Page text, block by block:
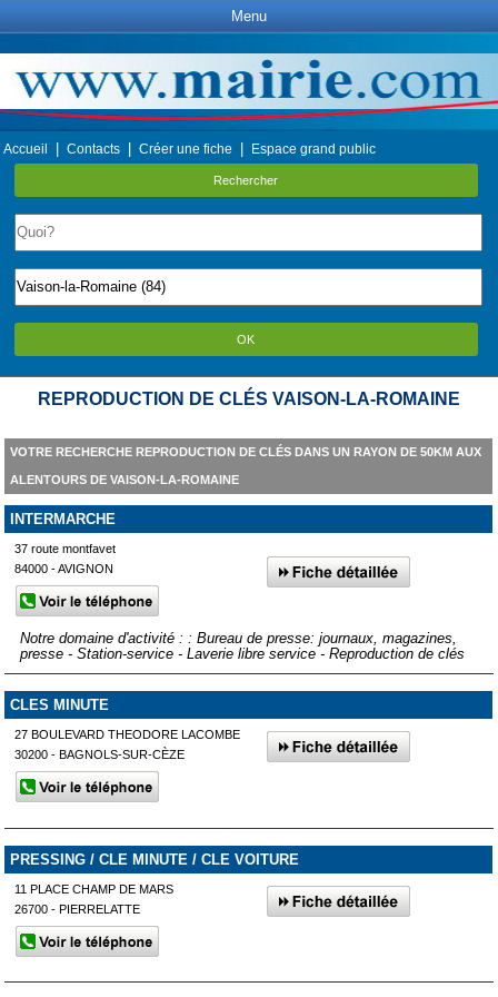
Menu
Accueil Contacts Créer une fiche Espace grand public
Rechercher
OK
REPRODUCTION DE CLÉS VAISON-LA-ROMAINE
VOTRE RECHERCHE REPRODUCTION DE CLÉS DANS UN RAYON DE 50KM AUX
ALENTOURS DE VAISON-LA-ROMAINE
INTERMARCHE
37 route montfavet
84000 - AVIGNON
Notre domaine d'activité : : Bureau de presse: journaux, magazines,
presse - Station-service - Laverie libre service - Reproduction de clés
CLES MINUTE
27 BOULEVARD THEODORE LACOMBE
30200 - BAGNOLS-SUR-CÈZE
PRESSING / CLE MINUTE / CLE VOITURE
11 PLACE CHAMP DE MARS
26700 - PIERRELATTE